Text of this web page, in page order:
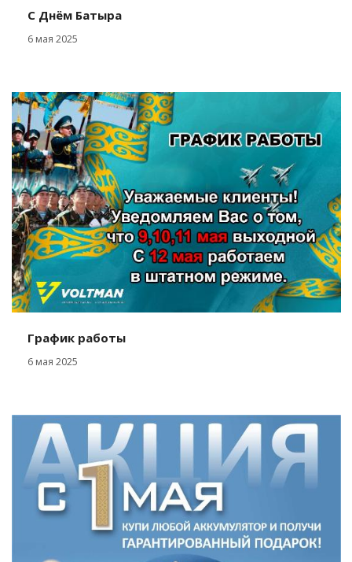
С Днём Батыра
6 мая 2025
График работы
6 мая 2025